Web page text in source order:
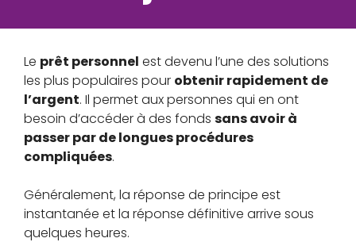
Le prêt personnel est devenu l’une des solutions
les plus populaires pour obtenir rapidement de
l’argent. Il permet aux personnes qui en ont
besoin d’accéder à des fonds sans avoir à
passer par de longues procédures
compliquées.
Généralement, la réponse de principe est
instantanée et la réponse définitive arrive sous
quelques heures.